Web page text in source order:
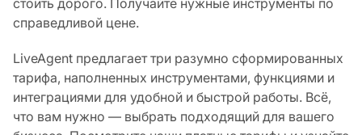
справедливой цене.
LiveAgent предлагает три разумно сформированных
тарифа, наполненных инструментами, функциями и
интеграциями для удобной и быстрой работы. Всё,
что вам нужно — выбрать подходящий для вашего